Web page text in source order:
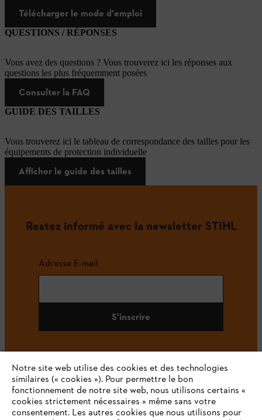
Télécharger le mode d'emploi
QUESTIONS / RÉPONSES
Vous avez des questions ? Vous trouverez ici les réponses aux
questions les plus fréquemment posées
Consulter la FAQ
GUIDE DES TAILLES
Vous trouverez ici le tableau de correspondance des tailles pour les
équipements de protection individuelle
Afficher le guide des tailles
Restez informé avec la newsletter STIHL
Adresse E-mail
S'inscrire
#STIHL
Notre site web utilise des cookies et des technologies
similaires (« cookies »). Pour permettre le bon
fonctionnement de notre site web, nous utilisons certains «
cookies strictement nécessaires » même sans votre
consentement. Les autres cookies que nous utilisons pour